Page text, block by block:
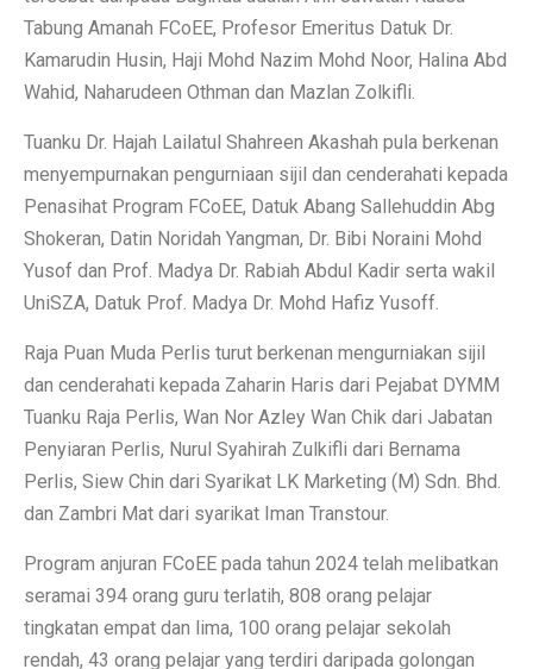
Tabung Amanah FCoEE, Profesor Emeritus Datuk Dr.
Kamarudin Husin, Haji Mohd Nazim Mohd Noor, Halina Abd
Wahid, Naharudeen Othman dan Mazlan Zolkifli.
Tuanku Dr. Hajah Lailatul Shahreen Akashah pula berkenan
menyempurnakan pengurniaan sijil dan cenderahati kepada
Penasihat Program FCoEE, Datuk Abang Sallehuddin Abg
Shokeran, Datin Noridah Yangman, Dr. Bibi Noraini Mohd
Yusof dan Prof. Madya Dr. Rabiah Abdul Kadir serta wakil
UniSZA, Datuk Prof. Madya Dr. Mohd Hafiz Yusoff.
Raja Puan Muda Perlis turut berkenan mengurniakan sijil
dan cenderahati kepada Zaharin Haris dari Pejabat DYMM
Tuanku Raja Perlis, Wan Nor Azley Wan Chik dari Jabatan
Penyiaran Perlis, Nurul Syahirah Zulkifli dari Bernama
Perlis, Siew Chin dari Syarikat LK Marketing (M) Sdn. Bhd.
dan Zambri Mat dari syarikat Iman Transtour.
Program anjuran FCoEE pada tahun 2024 telah melibatkan
seramai 394 orang guru terlatih, 808 orang pelajar
tingkatan empat dan lima, 100 orang pelajar sekolah
rendah, 43 orang pelajar yang terdiri daripada golongan